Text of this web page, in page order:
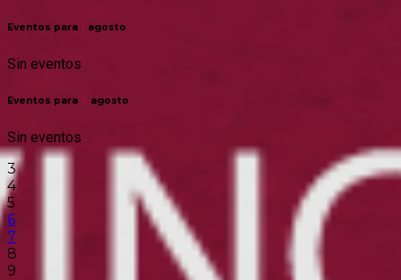
Eventos para agosto
Sin eventos
Eventos para agosto
Sin eventos
3
4
5
6
7
8
9